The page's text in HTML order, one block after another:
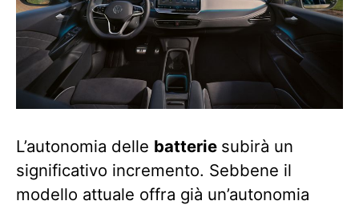
L’autonomia delle batterie subirà un
significativo incremento. Sebbene il
modello attuale offra già un’autonomia